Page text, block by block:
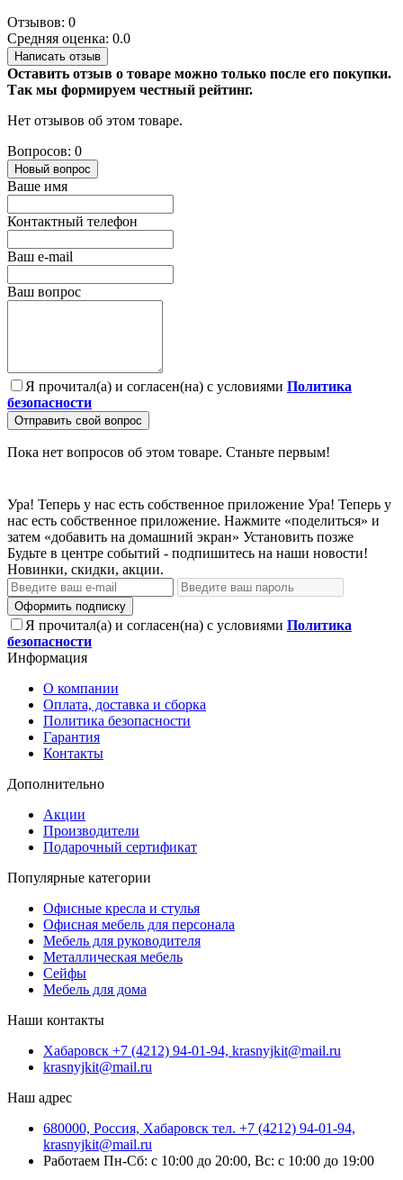
Отзывов: 0
Средняя оценка: 0.0
Написать отзыв
Оставить отзыв о товаре можно только после его покупки.
Так мы формируем честный рейтинг.
Нет отзывов об этом товаре.
Вопросов: 0
Новый вопрос
Ваше имя
Контактный телефон
Ваш e-mail
Ваш вопрос
Я прочитал(а) и согласен(на) с условиями Политика
безопасности
Отправить свой вопрос
Пока нет вопросов об этом товаре. Станьте первым!
Ура! Теперь у нас есть собственное приложение Ура! Теперь у
нас есть собственное приложение. Нажмите «поделиться» и
затем «добавить на домашний экран» Установить позже
Будьте в центре событий - подпишитесь на наши новости!
Новинки, скидки, акции.
Оформить подписку
Я прочитал(а) и согласен(на) с условиями Политика
безопасности
Информация
О компании
Оплата, доставка и сборка
Политика безопасности
Гарантия
Контакты
Дополнительно
Акции
Производители
Подарочный сертификат
Популярные категории
Офисные кресла и стулья
Офисная мебель для персонала
Мебель для руководителя
Металлическая мебель
Сейфы
Мебель для дома
Наши контакты
Хабаровск +7 (4212) 94-01-94, krasnyjkit@mail.ru
krasnyjkit@mail.ru
Наш адрес
680000, Россия, Хабаровск тел. +7 (4212) 94-01-94,
krasnyjkit@mail.ru
Работаем Пн-Сб: с 10:00 до 20:00, Вс: с 10:00 до 19:00